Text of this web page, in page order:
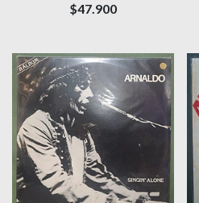
$47.900